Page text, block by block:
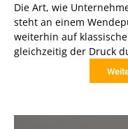
Die Art, wie
steht an einem
weiterhin auf
gleichzeitig der Druck